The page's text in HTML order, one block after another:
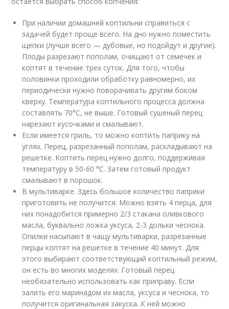
При наличии домашней коптильни справиться с
задачей будет проще всего. На дно нужно поместить
щепки (лучше всего — дубовые, но подойдут и другие).
Плоды разрезают пополам, очищают от семечек и
коптят в течение трех суток. Для того, чтобы
половинки проходили обработку равномерно, их
периодически нужно поворачивать другим боком
кверху. Температура коптильного процесса должна
составлять 70°С, не выше. Готовый сушеный перец
нарезают кусочками и смалывают.
Если имеется гриль, то можно коптить паприку на
углях. Перец, разрезанный пополам, раскладывают на
решетке. Коптить перец нужно долго, поддерживая
температуру в 50-60 °С. Затем готовый продукт
смалывают в порошок.
В мультиварке. Здесь большое количество паприки
приготовить не получится. Можно взять 4 перца, для
них понадобится примерно 2/3 стакана оливкового
масла, буквально ложка уксуса, 2-3 дольки чеснока.
Опилки насыпают в чащу мультиварки, разрезанные
перцы коптят на решетке в течение 40 минут. Для
этого выбирают соответствующий коптильный режим,
он есть во многих моделях. Готовый перец
необязательно использовать как приправу. Если
залить его маринадом их масла, уксуса и чеснока, то
получится оригинальная закуска. К ней можно